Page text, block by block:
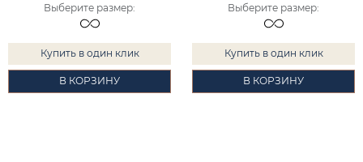
Выберите размер:
Купить в один клик
В КОРЗИНУ
Выберите размер:
Купить в один клик
В КОРЗИНУ